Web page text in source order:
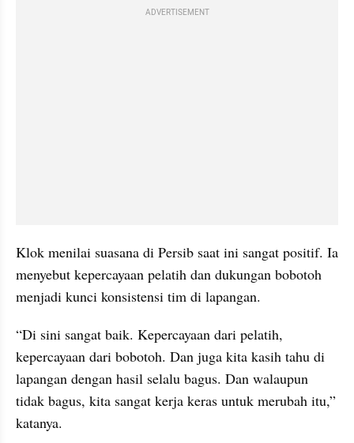
ADVERTISEMENT
Klok menilai suasana di Persib saat ini sangat positif. Ia
menyebut kepercayaan pelatih dan dukungan bobotoh
menjadi kunci konsistensi tim di lapangan.
“Di sini sangat baik. Kepercayaan dari pelatih,
kepercayaan dari bobotoh. Dan juga kita kasih tahu di
lapangan dengan hasil selalu bagus. Dan walaupun
tidak bagus, kita sangat kerja keras untuk merubah itu,”
katanya.